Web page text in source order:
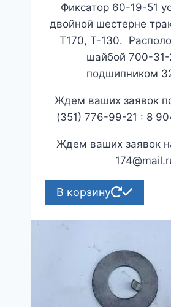
Фиксатор 60-19-51
двойной шестерне
Т170, Т-130.
шайбой 700-31-
подшипником
Ждем ваших заявок
(351) 776-99-21 : 8
Ждем ваших заявок
В корзину